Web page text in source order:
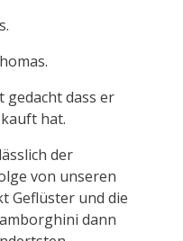
gedacht dass er
hat.
der
von unseren
Geflüster und die
dann